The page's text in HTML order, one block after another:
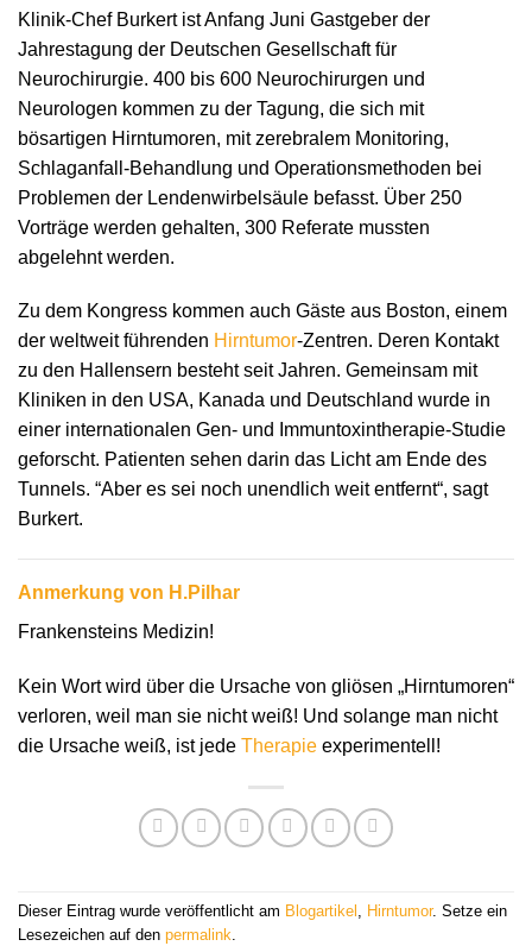
Klinik-Chef Burkert ist Anfang Juni Gastgeber der
Jahrestagung der Deutschen Gesellschaft für
Neurochirurgie. 400 bis 600 Neurochirurgen und
Neurologen kommen zu der Tagung, die sich mit
bösartigen Hirntumoren, mit zerebralem Monitoring,
Schlaganfall-Behandlung und Operationsmethoden bei
Problemen der Lendenwirbelsäule befasst. Über 250
Vorträge werden gehalten, 300 Referate mussten
abgelehnt werden.
Zu dem Kongress kommen auch Gäste aus Boston, einem
der weltweit führenden Hirntumor-Zentren. Deren Kontakt
zu den Hallensern besteht seit Jahren. Gemeinsam mit
Kliniken in den USA, Kanada und Deutschland wurde in
einer internationalen Gen- und Immuntoxintherapie-Studie
geforscht. Patienten sehen darin das Licht am Ende des
Tunnels. “Aber es sei noch unendlich weit entfernt“, sagt
Burkert.
Anmerkung von H.Pilhar
Frankensteins Medizin!
Kein Wort wird über die Ursache von gliösen „Hirntumoren“
verloren, weil man sie nicht weiß! Und solange man nicht
die Ursache weiß, ist jede Therapie experimentell!
Dieser Eintrag wurde veröffentlicht am Blogartikel , Hirntumor. Setze ein
Lesezeichen auf den permalink.